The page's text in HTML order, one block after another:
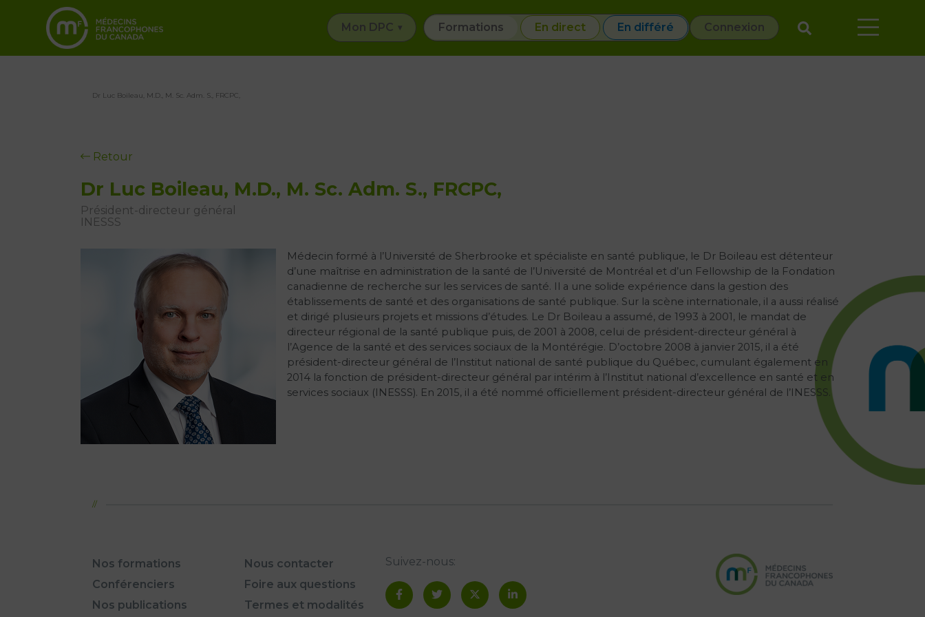
Mon DPC Formations En direct En différé Connexion
Dr Luc Boileau, M.D., M. Sc. Adm. S., FRCPC,
Retour
Dr Luc Boileau, M.D., M. Sc. Adm. S., FRCPC,
Président-directeur général
INESSS
Médecin formé à l’Université de Sherbrooke et spécialiste en santé publique, le Dr Boileau est détenteur
d’une maîtrise en administration de la santé de l’Université de Montréal et d’un Fellowship de la Fondation
canadienne de recherche sur les services de santé. Il a une solide expérience dans la gestion des
établissements de santé et des organisations de santé publique. Sur la scène internationale, il a aussi réalisé
et dirigé plusieurs projets et missions d’études. Le Dr Boileau a assumé, de 1993 à 2001, le mandat de
directeur régional de la santé publique puis, de 2001 à 2008, celui de président-directeur général à
l’Agence de la santé et des services sociaux de la Montérégie. D’octobre 2008 à janvier 2015, il a été
président-directeur général de l’Institut national de santé publique du Québec, cumulant également en
2014 la fonction de président-directeur général par intérim à l’Institut national d’excellence en santé et en
services sociaux (INESSS). En 2015, il a été nommé officiellement président-directeur général de l’INESSS.
Nos formations
Conférenciers
Nos publications
Nous contacter
Foire aux questions
Termes et modalités
Suivez-nous: